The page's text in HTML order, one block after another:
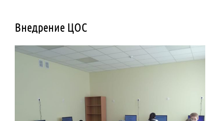
Внедрение ЦОС